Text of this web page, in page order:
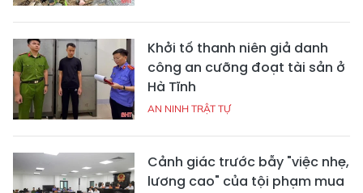
Khởi tố thanh niên giả danh
công an cưỡng đoạt tài sản ở
Hà Tĩnh
AN NINH TRẬT TỰ
Cảnh giác trước bẫy "việc nhẹ,
lương cao" của tội phạm mua